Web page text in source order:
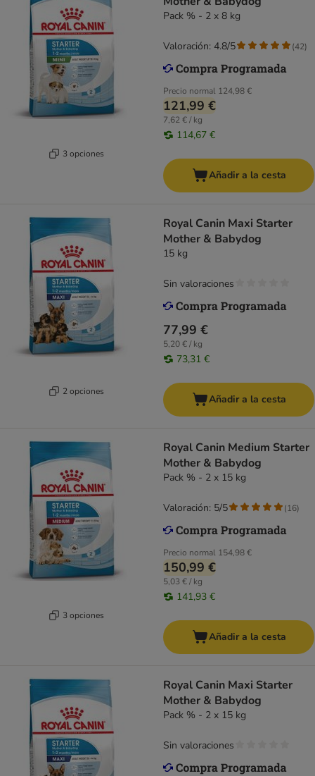
3 opciones
Pack % - 2 x 8 kg
Precio normal 124,98 €
121,99 €
7,62 € / kg
114,67 €
Valoración: 4.8/5 (42)
Añadir a la cesta
2 opciones
Royal Canin Maxi Starter
Mother & Babydog
15 kg
77,99 €
5,20 € / kg
73,31 €
Sin valoraciones
Añadir a la cesta
3 opciones
Royal Canin Medium Starter
Mother & Babydog
Pack % - 2 x 15 kg
Precio normal 154,98 €
150,99 €
5,03 € / kg
141,93 €
Valoración: 5/5 (16)
Añadir a la cesta
Royal Canin Maxi Starter
Mother & Babydog
Pack % - 2 x 15 kg
Sin valoraciones